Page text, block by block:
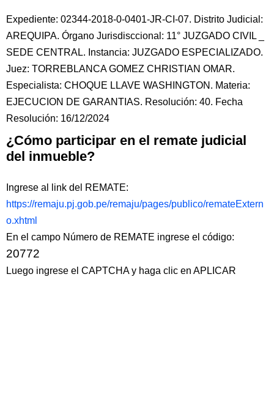
Expediente: 02344-2018-0-0401-JR-CI-07. Distrito Judicial:
AREQUIPA. Órgano Jurisdisccional: 11° JUZGADO CIVIL _
SEDE CENTRAL. Instancia: JUZGADO ESPECIALIZADO.
Juez: TORREBLANCA GOMEZ CHRISTIAN OMAR.
Especialista: CHOQUE LLAVE WASHINGTON. Materia:
EJECUCION DE GARANTIAS. Resolución: 40. Fecha
Resolución: 16/12/2024
¿Cómo participar en el remate judicial
del inmueble?
Ingrese al link del REMATE:
https://remaju.pj.gob.pe/remaju/pages/publico/remateExtern
o.xhtml
En el campo Número de REMATE ingrese el código:
20772
Luego ingrese el CAPTCHA y haga clic en APLICAR